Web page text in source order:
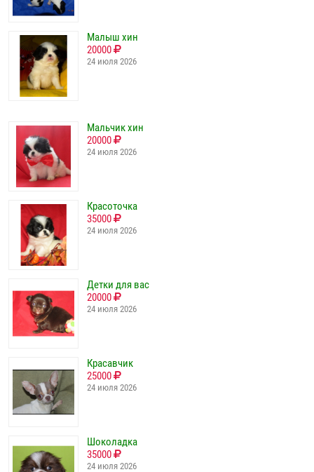
Малыш хин
20000
24 июля 2026
Мальчик хин
20000
24 июля 2026
Красоточка
35000
24 июля 2026
Детки для вас
20000
24 июля 2026
Красавчик
25000
24 июля 2026
Шоколадка
35000
24 июля 2026